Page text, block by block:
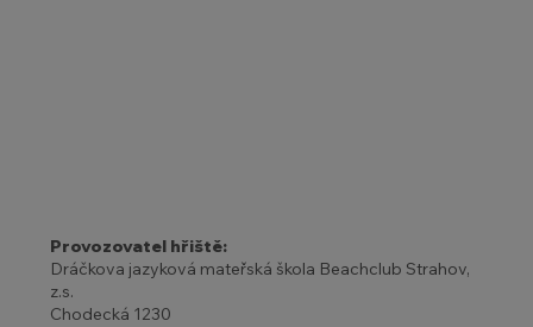
Provozovatel hřiště:
Dráčkova jazyková mateřská škola Beachclub Strahov,
z.s.
Chodecká 1230